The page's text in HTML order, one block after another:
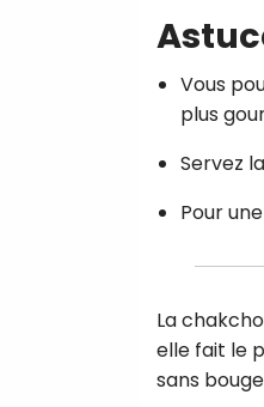
Vous
plus
Servez
Pour
La
elle fait le
sans